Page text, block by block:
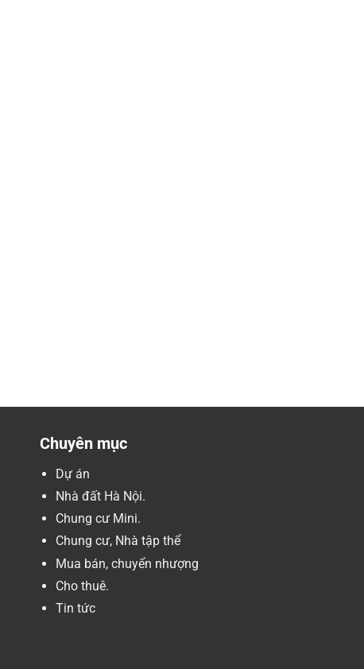
Chuyên mục
Dự án
Nhà đất Hà Nội.
Chung cư Mini.
Chung cư, Nhà tập thể
Mua bán, chuyển nhượng
Cho thuê.
Tin tức